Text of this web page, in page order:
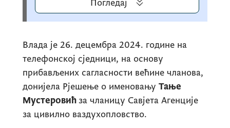
Погледај
Влада је 26. децембра 2024. године на
телефонској сједници, на основу
прибављених сагласности већине чланова,
донијела Рјешење о именовању Тање
Мустеровићза чланицу Савјета Агенције
за цивилно ваздухопловство.